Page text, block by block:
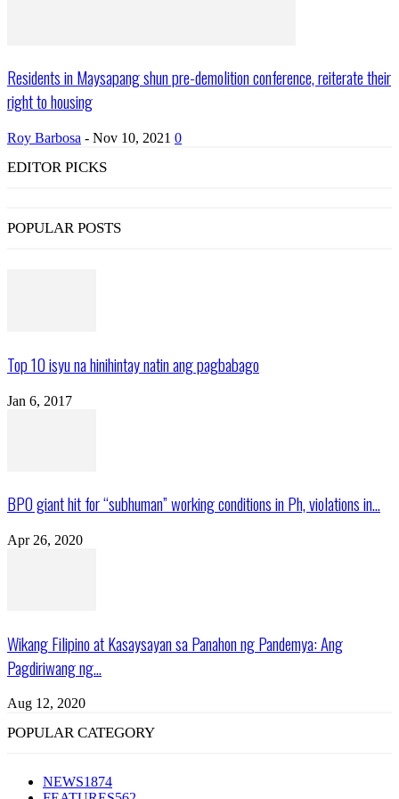
Residents in Maysapang shun pre-demolition conference, reiterate their
right to housing
Roy Barbosa - Nov 10, 2021 0
EDITOR PICKS
POPULAR POSTS
Top 10 isyu na hinihintay natin ang pagbabago
Jan 6, 2017
BPO giant hit for “subhuman” working conditions in Ph, violations in...
Apr 26, 2020
Wikang Filipino at Kasaysayan sa Panahon ng Pandemya: Ang
Pagdiriwang ng...
Aug 12, 2020
POPULAR CATEGORY
NEWS1874